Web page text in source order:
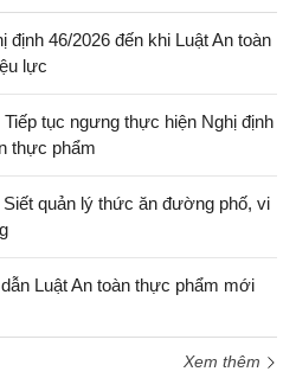
định 46/2026 đến khi Luật An toàn
lực
tục ngưng thực hiện Nghị định
thực phẩm
quản lý thức ăn đường phố, vi
Luật An toàn thực phẩm mới
Xem thêm